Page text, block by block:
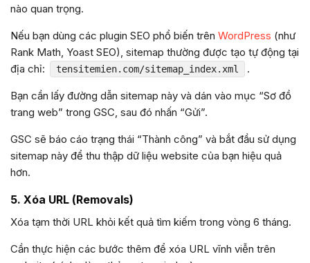
nào quan trọng.
Nếu bạn dùng các plugin SEO phổ biến trên WordPress (như
Rank Math, Yoast SEO), sitemap thường được tạo tự động tại
địa chỉ:
tensitemien.com/sitemap_index.xml .
Bạn cần lấy đường dẫn sitemap này và dán vào mục “Sơ đồ
trang web” trong GSC, sau đó nhấn “Gửi”.
GSC sẽ báo cáo trạng thái “Thành công” và bắt đầu sử dụng
sitemap này để thu thập dữ liệu website của bạn hiệu quả
hơn.
5. Xóa URL (Removals)
Xóa tạm thời URL khỏi kết quả tìm kiếm trong vòng 6 tháng.
Cần thực hiện các bước thêm để xóa URL vĩnh viễn trên